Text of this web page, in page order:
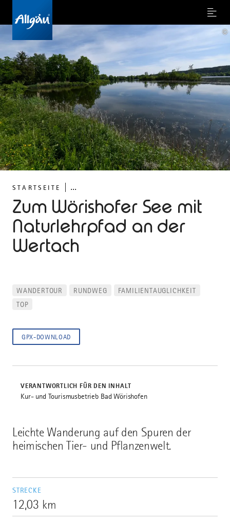
Menu
STARTSEITE ...
Zum Wörishofer See mit
Naturlehrpfad an der
Wertach
©
Leichte Wanderung auf den Spuren der
heimischen Tier- und Pflanzenwelt.
STRECKE
12,03 km
WANDERTOUR RUNDWEG
FAMILIENTAUGLICHKEIT
TOP
GPX-DOWNLOAD
VERANTWORTLICH FÜR DEN INHALT
Kur- und Tourismusbetrieb Bad Wörishofen